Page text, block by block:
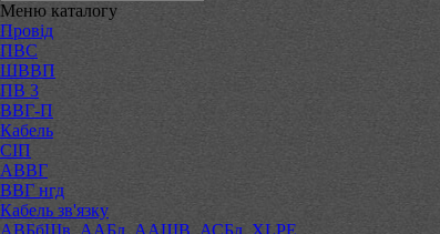
Меню каталогу
Провід
ПВС
ШВВП
ПВ 3
ВВГ-П
Кабель
СІП
АВВГ
ВВГ нгд
Кабель зв'язку
АВБбШв, ААБл, ААШВ, АСБл, XLPE